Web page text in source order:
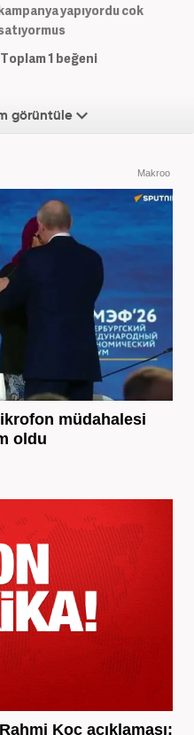
yapıyordu cok
Toplam1 beğeni
görüntüle
Makroo
müdahalesi
oldu
Koç açıklaması: